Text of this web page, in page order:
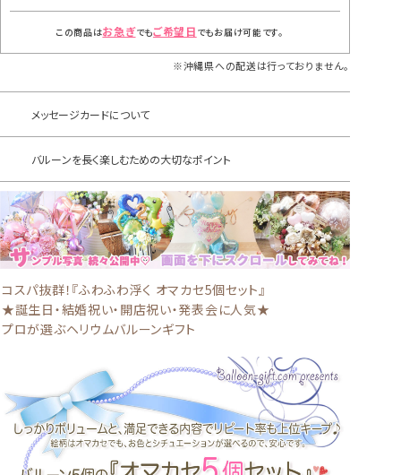
この商品はお急ぎでもご希望日 でもお届け可能です。
※沖縄県への配送は行っておりません。
メッセージカードについて
バルーンを長く楽しむための大切なポイント
コスパ抜群！『ふわふわ浮く オマカセ5個セット』
★誕生日・結婚祝い・開店祝い・発表会に人気★
プロが選ぶヘリウムバルーンギフト